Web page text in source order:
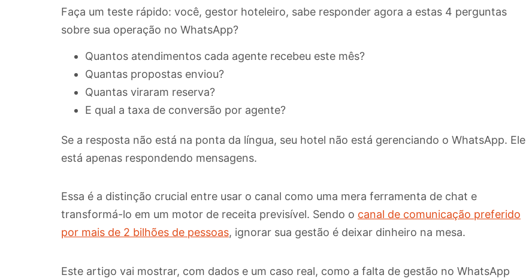
Faça um teste rápido: você, gestor hoteleiro, sabe responder agora a estas 4 perguntas
sobre sua operação no WhatsApp?
Quantos atendimentos cada agente recebeu este mês?
Quantas propostas enviou?
Quantas viraram reserva?
E qual a taxa de conversão por agente?
Se a resposta não está na ponta da língua, seu hotel não está gerenciando o WhatsApp. Ele
está apenas respondendo mensagens.
Essa é a distinção crucial entre usar o canal como uma mera ferramenta de chat e
transformá-lo em um motor de receita previsível. Sendo o canal de comunicação preferido
por mais de 2 bilhões de pessoas, ignorar sua gestão é deixar dinheiro na mesa.
Este artigo vai mostrar, com dados e um caso real, como a falta de gestão no WhatsApp